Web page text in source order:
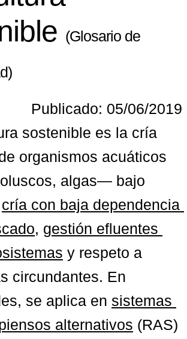
(Glosario de
Publicado: 05/06/2019
sostenible es la cría
organismos acuáticos
algas— bajo
cría con baja dependencia
, gestión efluentes
y respeto a
circundantes. En
se aplica en sistemas
alternativos (RAS)